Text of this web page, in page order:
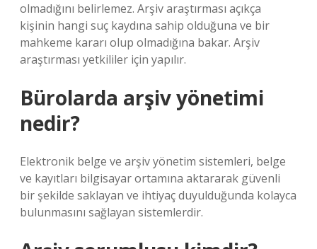
olmadığını belirlemez. Arşiv araştırması açıkça
kişinin hangi suç kaydına sahip olduğuna ve bir
mahkeme kararı olup olmadığına bakar. Arşiv
araştırması yetkililer için yapılır.
Bürolarda arşiv yönetimi
nedir?
Elektronik belge ve arşiv yönetim sistemleri, belge
ve kayıtları bilgisayar ortamına aktararak güvenli
bir şekilde saklayan ve ihtiyaç duyulduğunda kolayca
bulunmasını sağlayan sistemlerdir.